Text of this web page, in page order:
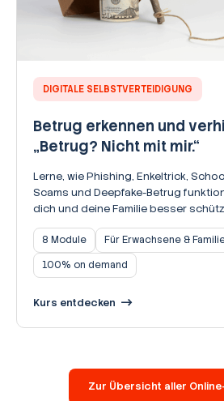
DIGITALE SELBSTVERTEIDIGUNG
Betrug erkennen und
„Betrug? Nicht mit mir.“
Lerne, wie Phishing, Enkeltrick,
Scams und Deepfake-Betrug
dich und deine Familie besser
8 Module
Für Erwachsene &
100% on demand
Kurs entdecken
Zur Übersicht aller